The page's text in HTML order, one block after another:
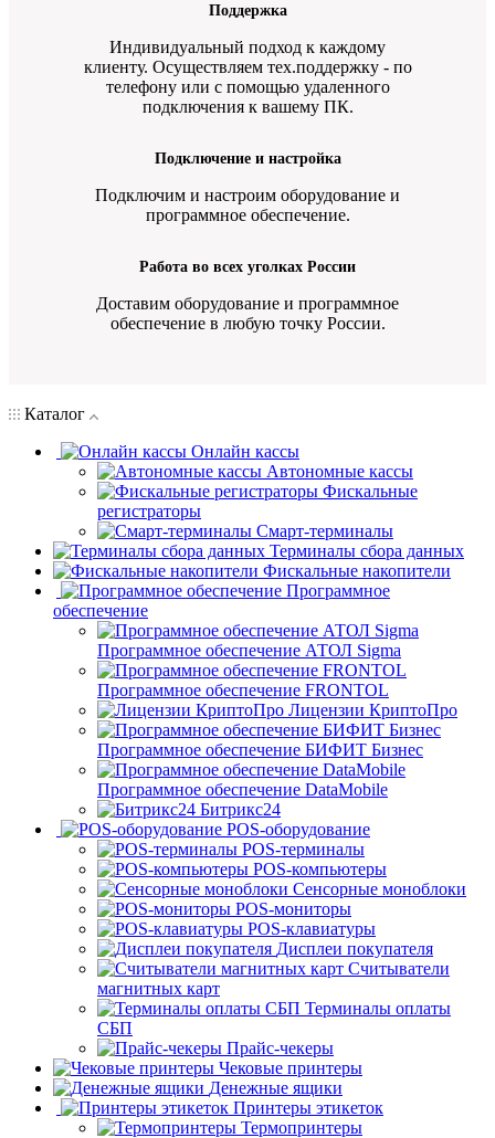
Поддержка
Индивидуальный подход к каждому
клиенту. Осуществляем тех.поддержку - по
телефону или с помощью удаленного
подключения к вашему ПК.
Подключение и настройка
Подключим и настроим оборудование и
программное обеспечение.
Работа во всех уголках России
Доставим оборудование и программное
обеспечение в любую точку России.
Каталог
Онлайн кассы
Автономные кассы
Фискальные
регистраторы
Смарт-терминалы
Терминалы сбора данных
Фискальные накопители
Программное
обеспечение
Программное обеспечение АТОЛ Sigma
Программное обеспечение FRONTOL
Лицензии КриптоПро
Программное обеспечение БИФИТ Бизнес
Программное обеспечение DataMobile
Битрикс24
POS-оборудование
POS-терминалы
POS-компьютеры
Сенсорные моноблоки
POS-мониторы
POS-клавиатуры
Дисплеи покупателя
Считыватели
магнитных карт
Терминалы оплаты
СБП
Прайс-чекеры
Чековые принтеры
Денежные ящики
Принтеры этикеток
Термопринтеры